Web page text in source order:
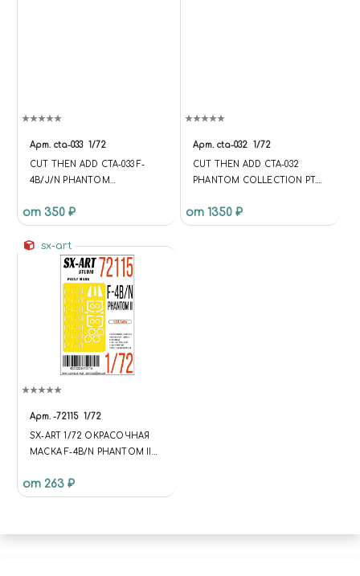
Арт. cta-033 1/72
CUT THEN ADD CTA-033 F-
4B/J/N PHANTOM
1/72
от 350 ₽
Арт. cta-032 1/72
CUT THEN ADD CTA-032
PHANTOM COLLECTION PT.2
F-4B VF-143, F-4B VMFA-531.
1/72
от 1350 ₽
sx-art
Арт. -72115 1/72
SX-ART 1/72 ОКРАСОЧНАЯ
МАСКА F-4B/N PHANTOM II
от 263 ₽